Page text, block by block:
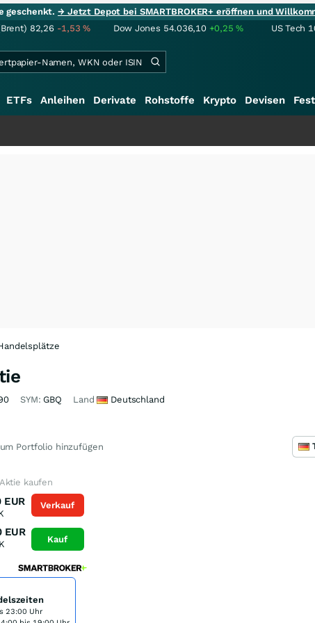
geschenkt.→ Jetzt Depot bei SMARTBROKER+ eröffnen und
82,26 -1,53% Dow Jones 54.036,10 +0,25% US Tech
ETFs Anleihen Derivate Rohstoffe Krypto Devisen
SYM: GBQ Land Deutschland
Portfolio hinzufügen
kaufen
EUR
EUR
Verkauf
Kauf
23:00 Uhr